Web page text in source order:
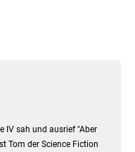
IV sah und ausrief "Aber
Tom der Science Fiction